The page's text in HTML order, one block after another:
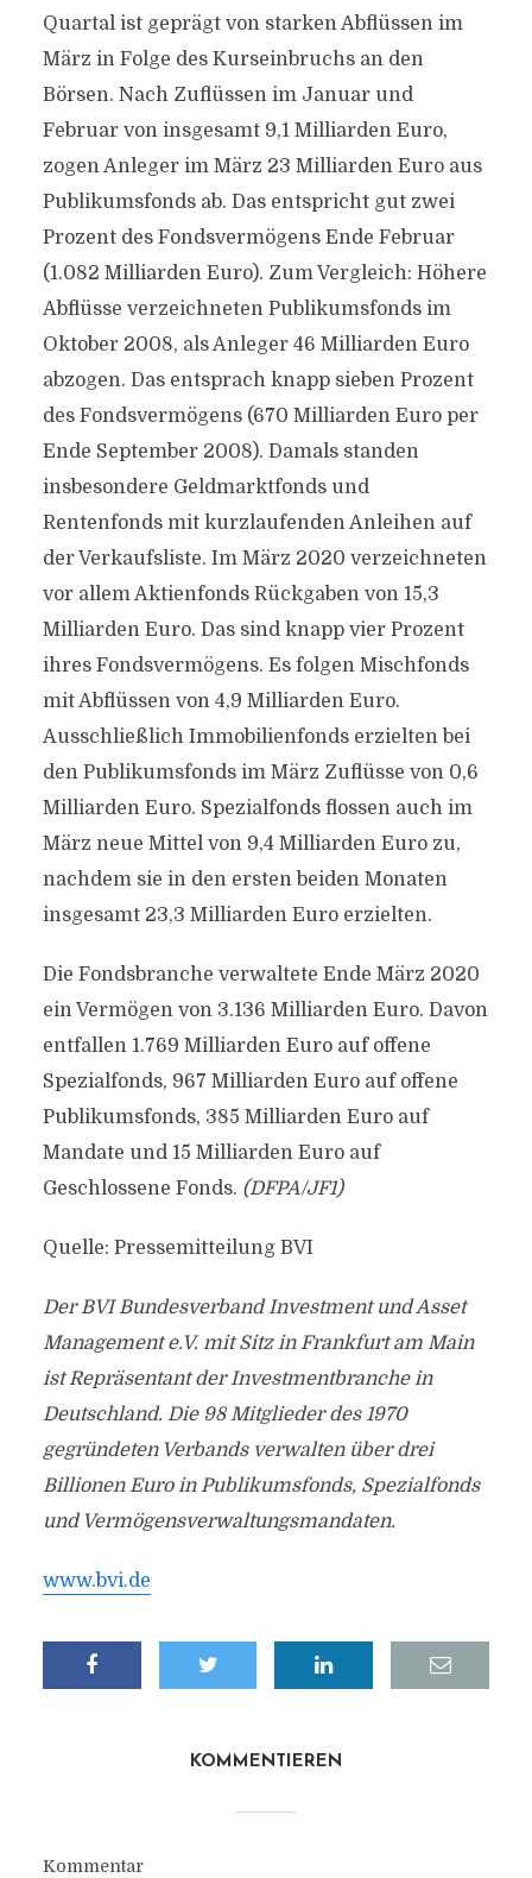
Quartal ist geprägt von starken Abflüssen im
März in Folge des Kurseinbruchs an den
Börsen. Nach Zuflüssen im Januar und
Februar von insgesamt 9,1 Milliarden Euro,
zogen Anleger im März 23 Milliarden Euro aus
Publikumsfonds ab. Das entspricht gut zwei
Prozent des Fondsvermögens Ende Februar
(1.082 Milliarden Euro). Zum Vergleich: Höhere
Abflüsse verzeichneten Publikumsfonds im
Oktober 2008, als Anleger 46 Milliarden Euro
abzogen. Das entsprach knapp sieben Prozent
des Fondsvermögens (670 Milliarden Euro per
Ende September 2008). Damals standen
insbesondere Geldmarktfonds und
Rentenfonds mit kurzlaufenden Anleihen auf
der Verkaufsliste. Im März 2020 verzeichneten
vor allem Aktienfonds Rückgaben von 15,3
Milliarden Euro. Das sind knapp vier Prozent
ihres Fondsvermögens. Es folgen Mischfonds
mit Abflüssen von 4,9 Milliarden Euro.
Ausschließlich Immobilienfonds erzielten bei
den Publikumsfonds im März Zuflüsse von 0,6
Milliarden Euro. Spezialfonds flossen auch im
März neue Mittel von 9,4 Milliarden Euro zu,
nachdem sie in den ersten beiden Monaten
insgesamt 23,3 Milliarden Euro erzielten.
Die Fondsbranche verwaltete Ende März 2020
ein Vermögen von 3.136 Milliarden Euro. Davon
entfallen 1.769 Milliarden Euro auf offene
Spezialfonds, 967 Milliarden Euro auf offene
Publikumsfonds, 385 Milliarden Euro auf
Mandate und 15 Milliarden Euro auf
Geschlossene Fonds. (DFPA/JF1)
Quelle: Pressemitteilung BVI
Der BVI Bundesverband Investment und Asset
Management e.V. mit Sitz in Frankfurt am Main
ist Repräsentant der Investmentbranche in
Deutschland. Die 98 Mitglieder des 1970
gegründeten Verbands verwalten über drei
Billionen Euro in Publikumsfonds, Spezialfonds
und Vermögensverwaltungsmandaten.
www.bvi.de
KOMMENTIEREN
Kommentar